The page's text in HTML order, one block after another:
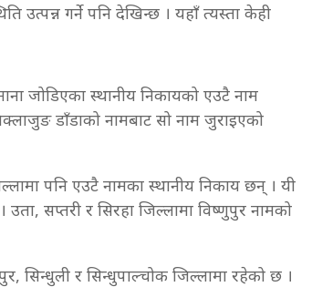
उत्पन्न गर्ने पनि देखिन्छ । यहाँ त्यस्ता केही
जोडिएका स्थानीय निकायको एउटै नाम
डाँडाको नामबाट सो नाम जुराइएको
पनि एउटै नामका स्थानीय निकाय छन् । यी
सप्तरी र सिरहा जिल्लामा विष्णुपुर नामको
सिन्धुली र सिन्धुपाल्चोक जिल्लामा रहेको छ ।